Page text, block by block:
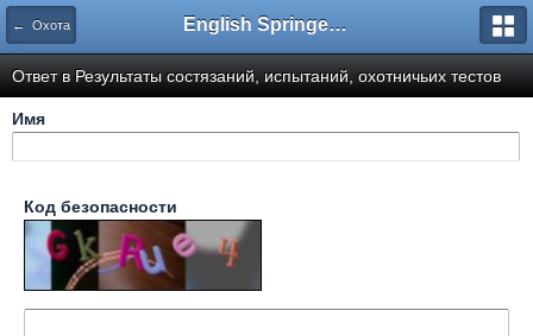
← Охота English Springer Spaniel Club
Ответ в Результаты состязаний, испытаний, охотничьих тестов
Имя
Код безопасности